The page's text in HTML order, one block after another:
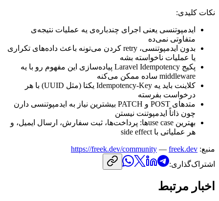
نکات کلیدی:
ایدمپوتنسی یعنی اجرای چندباره‌ی یه عملیات نتیجه‌ی
متفاوتی نمی‌ده
بدون ایدمپوتنسی، retry کردن می‌تونه باعث داده‌های تکراری
یا عملیات ناخواسته بشه
پکیج Laravel Idempotency پیاده‌سازی این مفهوم رو با یه
middleware ساده ممکن می‌کنه
کلاینت باید یه Idempotency-Key یکتا (مثل UUID
) با هر
درخواست بفرسته
متدهای POST و PATCH بیشترین نیاز به ایدمپوتنسی دارن
چون ذاتاً ایدمپوتنت نیستن
بهترین use caseها: پرداخت‌ها، ثبت سفارش، ارسال ایمیل، و
هر
عملیاتی با side effect
منبع: freek.dev
—
https://freek.dev/community
اشتراک‌گذاری:
اخبار مرتبط